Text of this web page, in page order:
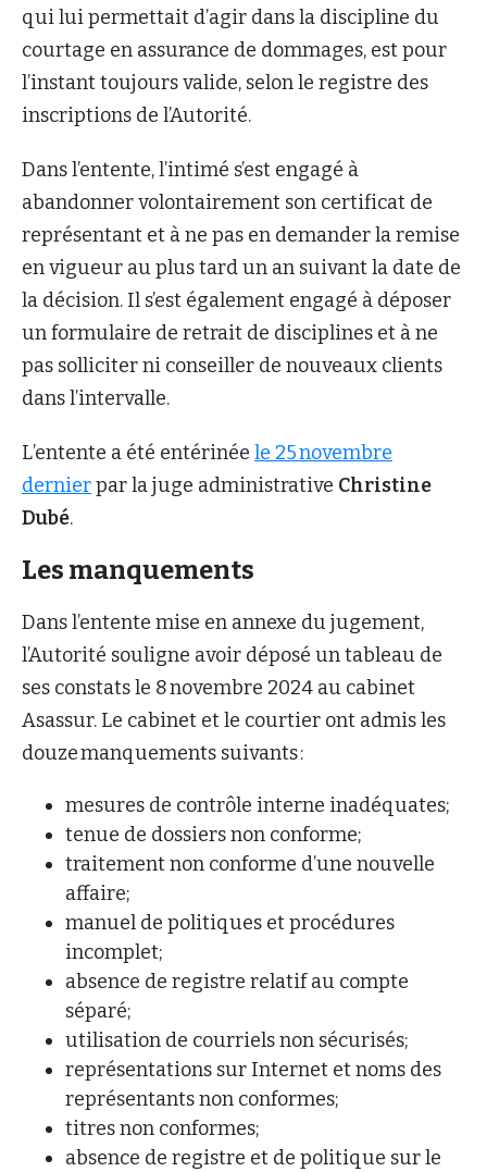
qui lui permettait d’agir dans la discipline du
courtage en assurance de dommages, est pour
l’instant toujours valide, selon le registre des
inscriptions de l’Autorité.
Dans l’entente, l’intimé s’est engagé à
abandonner volontairement son certificat de
représentant et à ne pas en demander la remise
en vigueur au plus tard un an suivant la date de
la décision. Il s’est également engagé à déposer
un formulaire de retrait de disciplines et à ne
pas solliciter ni conseiller de nouveaux clients
dans l’intervalle.
L’entente a été entérinée le 25 novembre
dernierpar la juge administrative Christine
Dubé.
Les manquements
Dans l’entente mise en annexe du jugement,
l’Autorité souligne avoir déposé un tableau de
ses constats le 8 novembre 2024 au cabinet
Asassur. Le cabinet et le courtier ont admis les
douze manquements suivants :
mesures de contrôle interne inadéquates;
tenue de dossiers non conforme;
traitement non conforme d’une nouvelle
affaire;
manuel de politiques et procédures
incomplet;
absence de registre relatif au compte
séparé;
utilisation de courriels non sécurisés;
représentations sur Internet et noms des
représentants non conformes;
titres non conformes;
absence de registre et de politique sur le